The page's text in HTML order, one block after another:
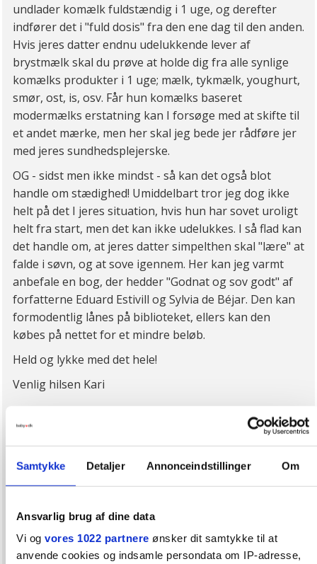
Samtykke Detaljer Annonceindstillinger Om
Ansvarlig brug af dine data
Vi og vores 1022 partnere ønsker dit samtykke til at
anvende cookies og indsamle persondata om IP-adresse,
undlader komælk fuldstændig i 1 uge, og derefter
indfører det i "fuld dosis" fra den ene dag til den anden.
Hvis jeres datter endnu udelukkende lever af
brystmælk skal du prøve at holde dig fra alle synlige
komælks produkter i 1 uge; mælk, tykmælk, youghurt,
smør, ost, is, osv. Får hun komælks baseret
modermælks erstatning kan I forsøge med at skifte til
et andet mærke, men her skal jeg bede jer rådføre jer
med jeres sundhedsplejerske.
OG - sidst men ikke mindst - så kan det også blot
handle om stædighed! Umiddelbart tror jeg dog ikke
helt på det I jeres situation, hvis hun har sovet uroligt
helt fra start, men det kan ikke udelukkes. I så flad kan
det handle om, at jeres datter simpelthen skal "lære" at
falde i søvn, og at sove igennem. Her kan jeg varmt
anbefale en bog, der hedder "Godnat og sov godt" af
forfatterne Eduard Estivill og Sylvia de Béjar. Den kan
formodentlig lånes på biblioteket, ellers kan den
købes på nettet for et mindre beløb.
Held og lykke med det hele!
Venlig hilsen Kari
Kari tilbyder grundig undersøgelse, kiropraktisk behandling
og vejledning af ovennævnte problemer. Hun har klinik i
til en kiropraktor tæt på dig.
Se Karis hjemmeside: FlicFlac.dk